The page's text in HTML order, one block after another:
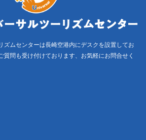
ズムセンターは長崎空港内にデスクを設置してお
質問も受け付けております、お気軽にお問合せく